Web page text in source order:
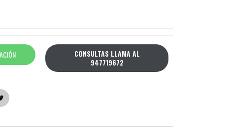
CONSULTAS LLAMA AL
947719672